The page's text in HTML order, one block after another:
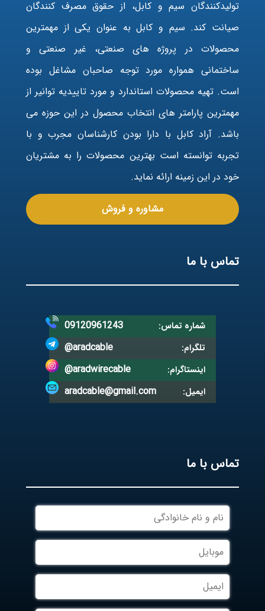
تولیدکنندگان سیم و کابل، از حقوق مصرف کنندگان
صیانت کند. سیم و کابل به عنوان یکی از مهمترین
محصولات در پروژه های صنعتی، غیر صنعتی و
ساختمانی همواره مورد توجه صاحبان مشاغل بوده
است. تهیه محصولات استاندارد و مورد تاییدیه توانیر از
مهمترین پارامتر های انتخاب محصول در این حوزه می
باشد. آراد کابل با دارا بودن کارشناسان مجرب و با
تجربه توانسته است بهترین محصولات را به مشتریان
خود در این زمینه ارائه نماید.
مشاوره و فروش
تماس با ما
شماره تماس: 09120961243
تلگرام: @aradcable
اینستاگرام: @aradwirecable
ایمیل: aradcable@gmail.com
تماس با ما